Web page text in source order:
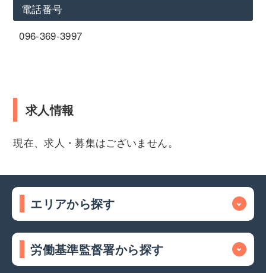
電話番号
096-369-3997
求人情報
現在、求人・募集はございません。
エリアから探す
労働基準監督署から探す